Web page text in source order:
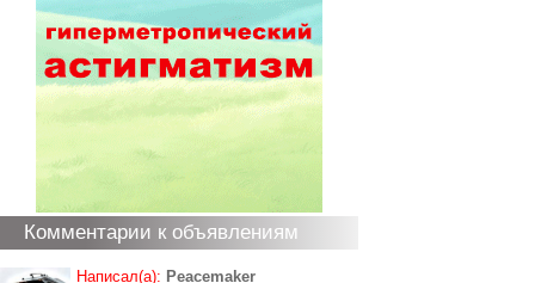
Комментарии к объявлениям
Написал(а): Peacemaker